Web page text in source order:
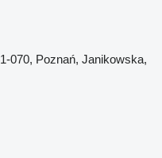
070, Poznań, Janikowska,